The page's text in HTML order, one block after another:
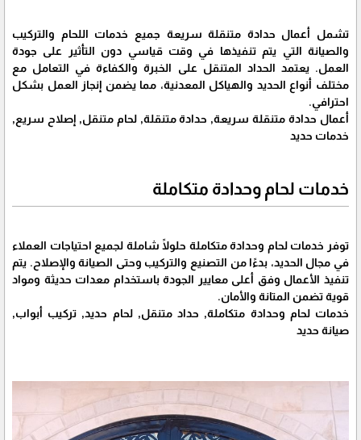
تشمل أعمال حدادة متنقلة سريعة جميع خدمات اللحام والتركيب
والصيانة التي يتم تنفيذها في وقت قياسي دون التأثير على جودة
العمل. يعتمد الحداد المتنقل على الخبرة والكفاءة في التعامل مع
مختلف أنواع الحديد والهياكل المعدنية، مما يضمن إنجاز العمل بشكل
احترافي.
أعمال حدادة متنقلة سريعة, حدادة متنقلة, لحام متنقل, إصلاح سريع,
خدمات حديد
خدمات لحام وحدادة متكاملة
توفر خدمات لحام وحدادة متكاملة حلولًا شاملة لجميع احتياجات العملاء
في مجال الحديد، بدءًا من التصنيع والتركيب وحتى الصيانة والإصلاح. يتم
تنفيذ الأعمال وفق أعلى معايير الجودة باستخدام معدات حديثة ومواد
قوية تضمن المتانة والأمان.
خدمات لحام وحدادة متكاملة, حداد متنقل, لحام حديد, تركيب أبواب,
صيانة حديد